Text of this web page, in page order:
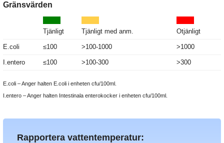
Gränsvärden
Tjänligt Tjänligt med anm. Otjänligt
E.coli ≤100 >100-1000 >1000
I.entero ≤100 >100-300 >300
E.coli – Anger halten E.coli i enheten cfu/100ml.
I.entero – Anger halten Intestinala enterokocker i enheten cfu/100ml.
Rapportera vattentemperatur: